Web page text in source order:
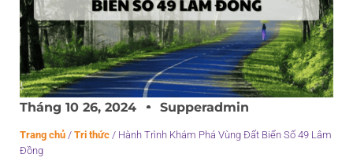
Tháng 10 26, 2024 Supperadmin
Trang chủ / Tri thức / Hành Trình Khám Phá Vùng Đất Biển Số 49 Lâm
Đồng